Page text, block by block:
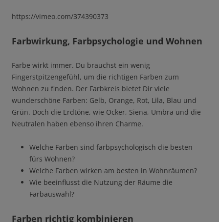
https://vimeo.com/374390373
Farbwirkung, Farbpsychologie und Wohnen
Farbe wirkt immer. Du brauchst ein wenig
Fingerstpitzengefühl, um die richtigen Farben zum
Wohnen zu finden. Der Farbkreis bietet Dir viele
wunderschöne Farben: Gelb, Orange, Rot, Lila, Blau und
Grün. Doch die Erdtöne, wie Ocker, Siena, Umbra und die
Neutralen haben ebenso ihren Charme.
Welche Farben sind farbpsychologisch die besten
fürs Wohnen?
Welche Farben wirken am besten in Wohnräumen?
Wie beeinflusst die Nutzung der Räume die
Farbauswahl?
Farben richtig kombinieren